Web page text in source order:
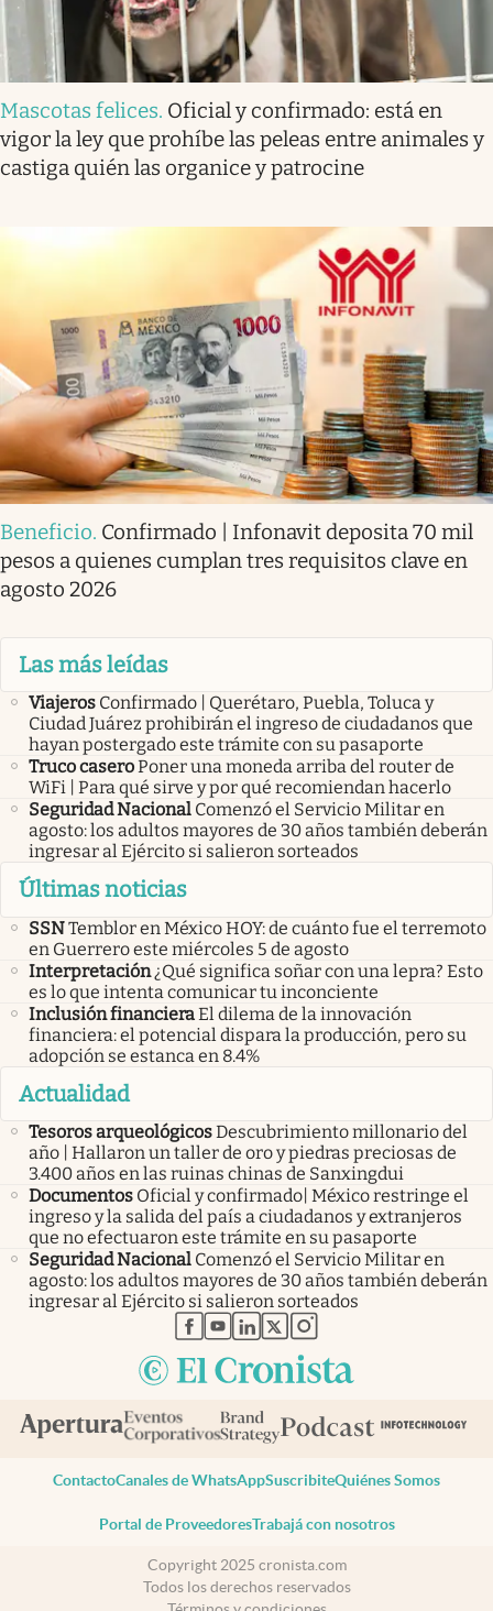
Mascotas felices. Oficial y confirmado: está en
vigor la ley que prohíbe las peleas entre animales y
castiga quién las organice y patrocine
Beneficio. Confirmado | Infonavit deposita 70 mil
pesos a quienes cumplan tres requisitos clave en
agosto 2026
Las más leídas
Viajeros Confirmado | Querétaro, Puebla, Toluca y
Ciudad Juárez prohibirán el ingreso de ciudadanos que
hayan postergado este trámite con su pasaporte
Truco caseroPoner una moneda arriba del router de
WiFi | Para qué sirve y por qué recomiendan hacerlo
Seguridad Nacional Comenzó el Servicio Militar en
agosto: los adultos mayores de 30 años también deberán
ingresar al Ejército si salieron sorteados
Últimas noticias
SSNTemblor en México HOY: de cuánto fue el terremoto
en Guerrero este miércoles 5 de agosto
Interpretación ¿Qué significa soñar con una lepra? Esto
es lo que intenta comunicar tu inconciente
Inclusión financieraEl dilema de la innovación
financiera: el potencial dispara la producción, pero su
adopción se estanca en 8.4%
Actualidad
Tesoros arqueológicosDescubrimiento millonario del
año | Hallaron un taller de oro y piedras preciosas de
3.400 años en las ruinas chinas de Sanxingdui
Documentos Oficial y confirmado| México restringe el
ingreso y la salida del país a ciudadanos y extranjeros
que no efectuaron este trámite en su pasaporte
Seguridad Nacional Comenzó el Servicio Militar en
agosto: los adultos mayores de 30 años también deberán
ingresar al Ejército si salieron sorteados
abre en nueva pestaña
abre en nueva pestaña
abre en nueva pestaña
abre en nueva pestaña
abre en nueva pestaña
ContactoCanales de WhatsAppSuscribiteQuiénes Somos
Portal de ProveedoresTrabajá con nosotros
Copyright 2025 cronista.com
Todos los derechos reservados